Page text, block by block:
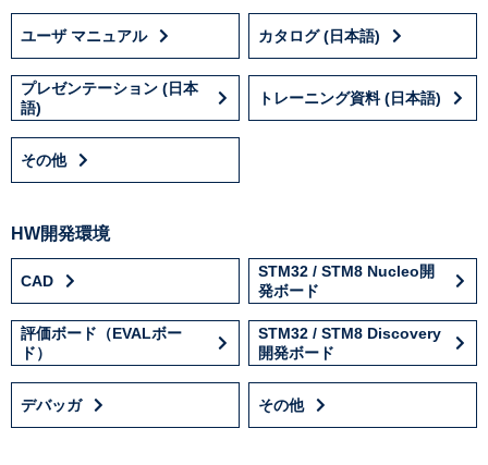
ユーザ マニュアル カタログ (日本語)
プレゼンテーション (日本
語)
トレーニング資料 (日本語)
その他
HW開発環境
CAD
STM32 / STM8 Nucleo開
発ボード
評価ボード（EVALボー
ド）
STM32 / STM8 Discovery
開発ボード
デバッガ その他